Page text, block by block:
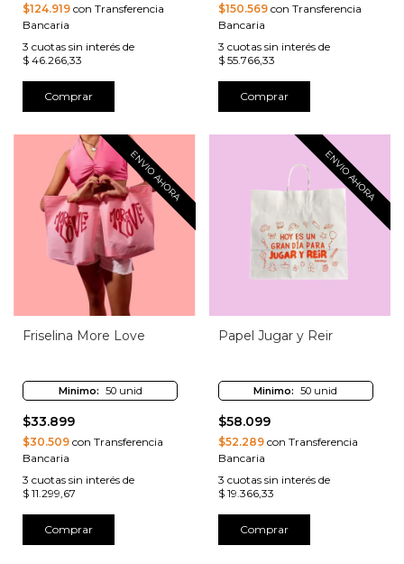
$124.919 con Transferencia
Bancaria
3 cuotas sin interés de
$ 46.266,33
Comprar
$150.569con Transferencia
Bancaria
3 cuotas sin interés de
$ 55.766,33
Comprar
ENVIO AHORA
Friselina More Love
Minimo: 50 unid
$33.899
$30.509 con Transferencia
Bancaria
3 cuotas sin interés de
$ 11.299,67
Comprar
ENVIO AHORA
Papel Jugar y Reir
Minimo: 50 unid
$58.099
$52.289con Transferencia
Bancaria
3 cuotas sin interés de
$ 19.366,33
Comprar